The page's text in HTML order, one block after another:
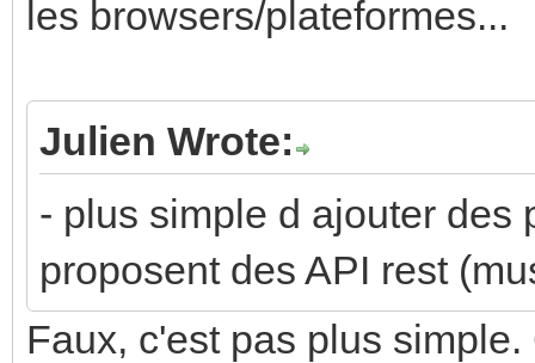
les browsers/plateformes...
Julien Wrote:
- plus simple d ajouter des
proposent des API rest
Faux, c'est pas plus